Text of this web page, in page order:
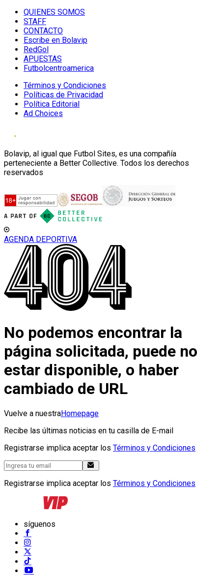
QUIENES SOMOS
STAFF
CONTACTO
Escribe en Bolavip
RedGol
APUESTAS
Futbolcentroamerica
Términos y Condiciones
Políticas de Privacidad
Política Editorial
Ad Choices
Bolavip, al igual que Futbol Sites, es una compañía
perteneciente a Better Collective. Todos los derechos
reservados
AGENDA DEPORTIVA
No podemos encontrar la
página solicitada, puede no
estar disponible, o haber
cambiado de URL
Vuelve a nuestraHomepage
Recibe las últimas noticias en tu casilla de E-mail
Registrarse implica aceptar los Términos y Condiciones
Registrarse implica aceptar los Términos y Condiciones
síguenos